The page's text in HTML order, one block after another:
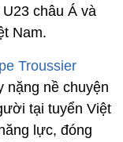
châu Á và
Nam.
Troussier
nặng nề chuyện
tại tuyển Việt
lực, đóng